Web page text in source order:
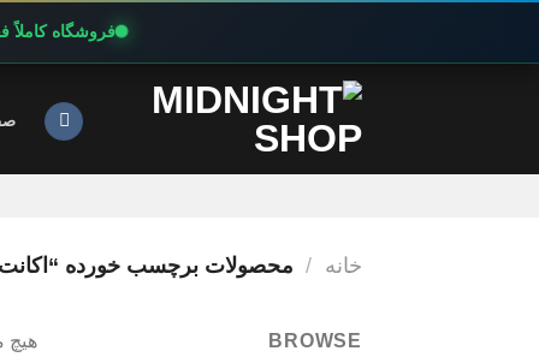
فروشگاه کاملاً
خانه / محصولات برچسب خورده “اکانت
BROWSE هیچ